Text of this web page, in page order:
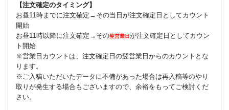
【注文確定のタイミング】
お昼11時までに注文確定→その当日が注文確定日としてカウント
開始
お昼11時以降に注文確定→その翌営業日が注文確定日としてカウン
ト開始
※営業日カウントは、注文確定日の翌営業日からのカウントとな
ります。
※ご入稿いただいたデータに不備があった場合は再入稿等のやり
取りが発生する場合もございますので、余裕をもってご検討くだ
さい。